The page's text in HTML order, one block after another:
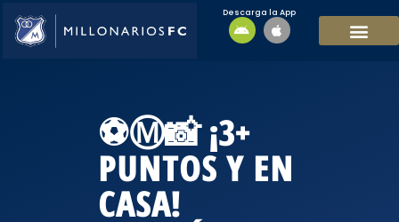
Descarga la App
⚽Ⓜ️📸 ¡3+
PUNTOS Y EN
CASA!